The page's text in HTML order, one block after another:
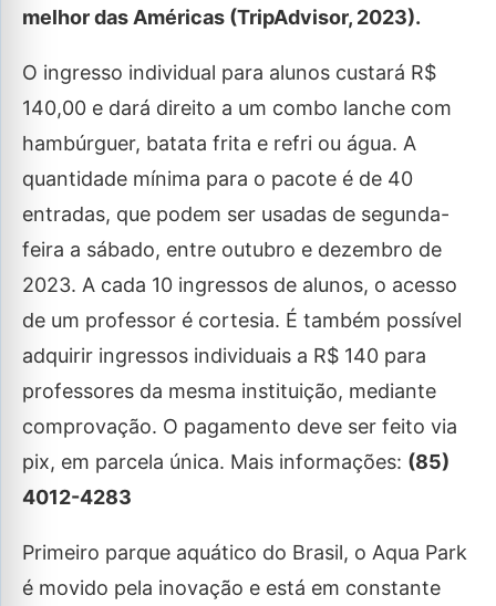
melhor das Américas (TripAdvisor, 2023).
O ingresso individual para alunos custará R$
140,00 e dará direito a um combo lanche com
hambúrguer, batata frita e refri ou água. A
quantidade mínima para o pacote é de 40
entradas, que podem ser usadas de segunda-
feira a sábado, entre outubro e dezembro de
2023. A cada 10 ingressos de alunos, o acesso
de um professor é cortesia. É também possível
adquirir ingressos individuais a R$ 140 para
professores da mesma instituição, mediante
comprovação. O pagamento deve ser feito via
pix, em parcela única. Mais informações: (85)
4012-4283
Primeiro parque aquático do Brasil, o Aqua Park
é movido pela inovação e está em constante